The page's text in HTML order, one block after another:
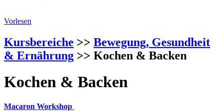
Vorlesen
Kursbereiche >> Bewegung, Gesundheit
& Ernährung >> Kochen & Backen
Kochen & Backen
Macaron Workshop